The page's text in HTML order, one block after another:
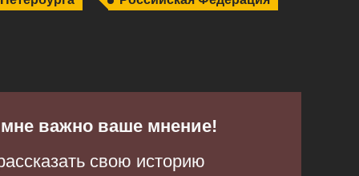
важно ваше мнение!
свою историю